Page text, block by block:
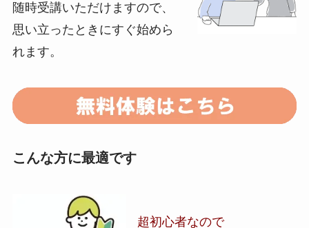
随時受講いただけますので、
思い立ったときにすぐ始めら
れます。
こんな方に最適です
超初心者なので